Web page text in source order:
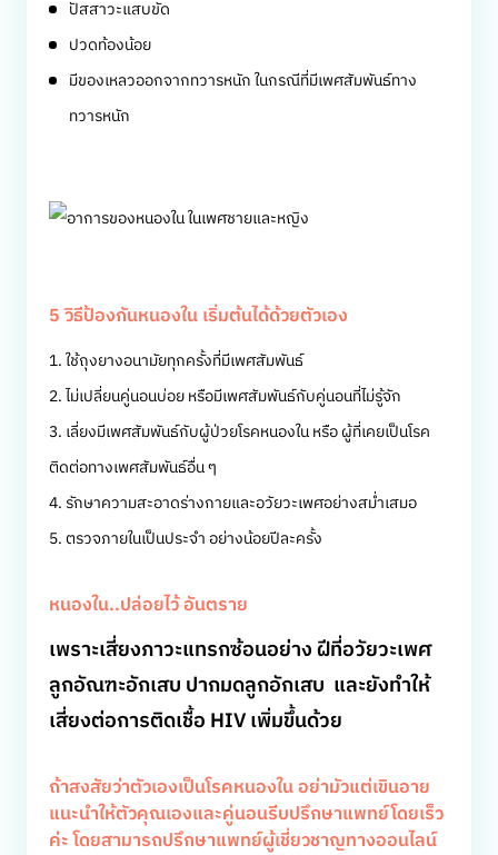
ปัสสาวะแสบขัด
ปวดท้องน้อย
มีของเหลวออกจากทวารหนัก ในกรณีที่มีเพศสัมพันธ์ทาง
ทวารหนัก
5 วิธีป้องกันหนองใน เริ่มต้นได้ด้วยตัวเอง
1. ใช้ถุงยางอนามัยทุกครั้งที่มีเพศสัมพันธ์
2. ไม่เปลี่ยนคู่นอนบ่อย หรือมีเพศสัมพันธ์กับคู่นอนที่ไม่รู้จัก
3. เลี่ยงมีเพศสัมพันธ์กับผู้ป่วยโรคหนองใน หรือ ผู้ที่เคยเป็นโรค
ติดต่อทางเพศสัมพันธ์อื่น ๆ
4. รักษาความสะอาดร่างกายและอวัยวะเพศอย่างสม่ำเสมอ
5. ตรวจภายในเป็นประจำ อย่างน้อยปีละครั้ง
หนองใน..ปล่อยไว้ อันตราย
เพราะเสี่ยงภาวะแทรกซ้อนอย่าง ฝีที่อวัยวะเพศ
ลูกอัณฑะอักเสบ ปากมดลูกอักเสบ และยังทำให้
เสี่ยงต่อการติดเชื้อ HIV เพิ่มขึ้นด้วย
ถ้าสงสัยว่าตัวเองเป็นโรคหนองใน อย่ามัวแต่เขินอาย
แนะนำให้ตัวคุณเองและคู่นอนรีบปรึกษาแพทย์โดยเร็ว
ค่ะ โดยสามารถปรึกษาแพทย์ผู้เชี่ยวชาญทางออนไลน์